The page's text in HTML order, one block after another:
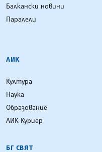
Балкански новини
Паралели
ЛИК
Култура
Наука
Образование
ЛИК Куриер
БГ СВЯТ